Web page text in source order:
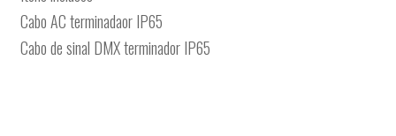
Cabo AC terminadaor IP65
Cabo de sinal DMX terminador IP65